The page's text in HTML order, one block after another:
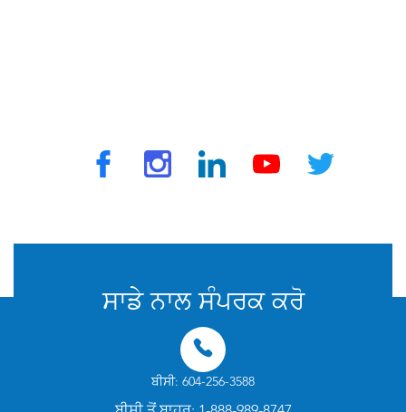
ਸਾਡੇ ਨਾਲ ਸੰਪਰਕ ਕਰੋ
ਬੀਸੀ: 604-256-3588